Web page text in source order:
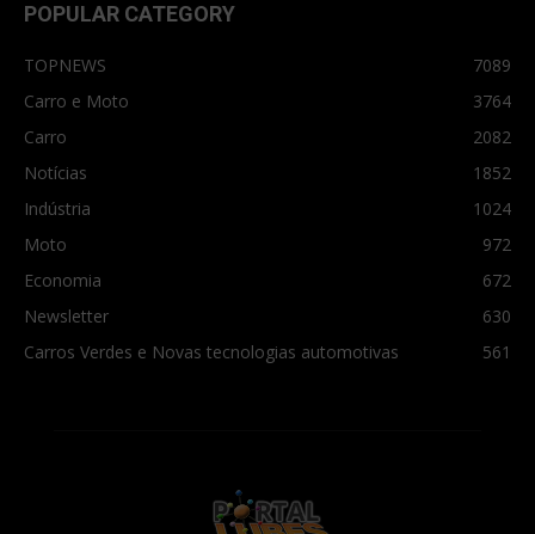
POPULAR CATEGORY
TOPNEWS
7089
Carro e Moto
3764
Carro
2082
Notícias
1852
Indústria
1024
Moto
972
Economia
672
Newsletter
630
Carros Verdes e Novas tecnologias automotivas
561